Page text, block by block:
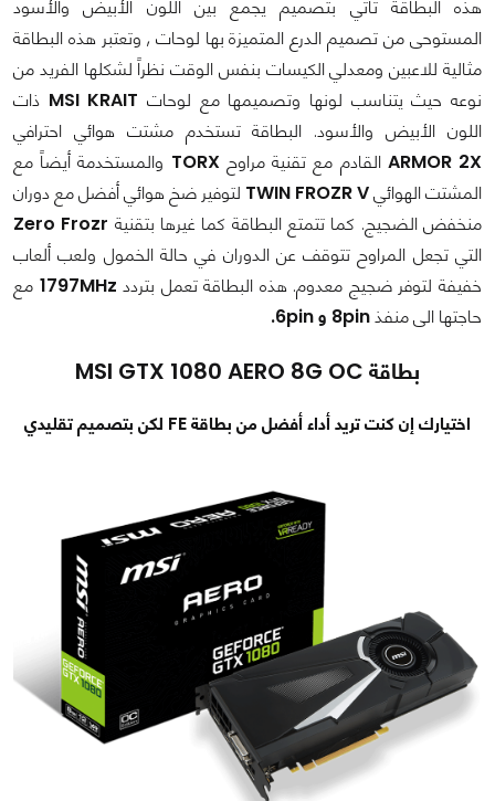
هذه البطاقة تأتي بتصميم يجمع بين اللون الأبيض والأسود
المستوحى من تصميم الدرع المتميزة بها لوحات , وتعتبر هذه البطاقة
مثالية للاعبين ومعدلي الكيسات بنفس الوقت نظراً لشكلها الفريد من
نوعه حيث يتناسب لونها وتصميمها مع لوحات MSI KRAIT ذات
اللون الأبيض والأسود. البطاقة تستخدم مشتت هوائي احترافي
ARMOR 2X القادم مع تقنية مراوحTORX والمستخدمة أيضاً مع
المشتت الهوائيTWIN FROZR V لتوفير ضخ هوائي أفضل مع دوران
منخفض الضجيج. كما تتمتع البطاقة كما غيرها بتقنية Zero Frozr
التي تجعل المراوح تتوقف عن الدوران في حالة الخمول ولعب ألعاب
خفيفة لتوفر ضجيج معدوم. هذه البطاقة تعمل بتردد 1797MHz مع
حاجتها الى منفذ8pin و 6pin.
بطاقة MSI GTX 1080 AERO 8G OC
اختيارك إن كنت تريد أداء أفضل من بطاقة FE لكن بتصميم تقليدي